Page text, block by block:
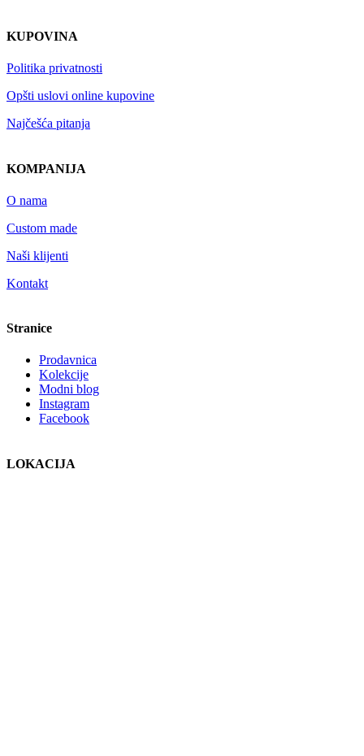
KUPOVINA
Politika privatnosti
Opšti uslovi online kupovine
Najčešća pitanja
KOMPANIJA
O nama
Custom made
Naši klijenti
Kontakt
Stranice
Prodavnica
Kolekcije
Modni blog
Instagram
Facebook
LOKACIJA